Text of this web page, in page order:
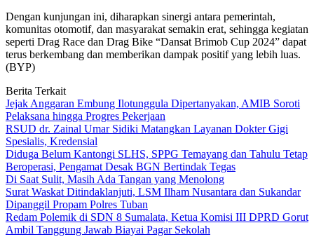
Dengan kunjungan ini, diharapkan sinergi antara pemerintah,
komunitas otomotif, dan masyarakat semakin erat, sehingga kegiatan
seperti Drag Race dan Drag Bike “Dansat Brimob Cup 2024” dapat
terus berkembang dan memberikan dampak positif yang lebih luas.
(BYP)
Berita Terkait
Jejak Anggaran Embung Ilotunggula Dipertanyakan, AMIB Soroti
Pelaksana hingga Progres Pekerjaan
RSUD dr. Zainal Umar Sidiki Matangkan Layanan Dokter Gigi
Spesialis, Kredensial
Diduga Belum Kantongi SLHS, SPPG Temayang dan Tahulu Tetap
Beroperasi, Pengamat Desak BGN Bertindak Tegas
Di Saat Sulit, Masih Ada Tangan yang Menolong
Surat Waskat Ditindaklanjuti, LSM Ilham Nusantara dan Sukandar
Dipanggil Propam Polres Tuban
Redam Polemik di SDN 8 Sumalata, Ketua Komisi III DPRD Gorut
Ambil Tanggung Jawab Biayai Pagar Sekolah